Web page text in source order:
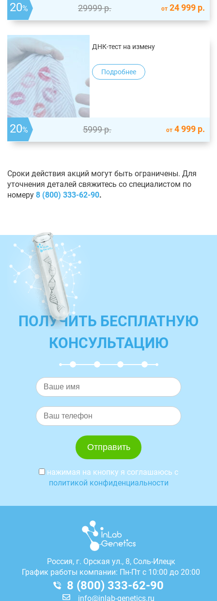
20% 29999р. от 24 999 р.
ДНК-тест на измену
Подробнее
20% 5999р. от 4 999 р.
Сроки действия акций могут быть ограничены. Для
уточнения деталей свяжитесь со специалистом по
номеру 8 (800) 333-62-90.
ПОЛУЧИТЬ БЕСПЛАТНУЮ
КОНСУЛЬТАЦИЮ
нажимая на кнопку я соглашаюсь с
политикой конфиденциальности
Россия, г. Орская ул., 8, Соль-Илецк
График работы компании: Пн-Пт с 10:00 до 20:00
8 (800) 333-62-90
info@inlab-genetics.ru